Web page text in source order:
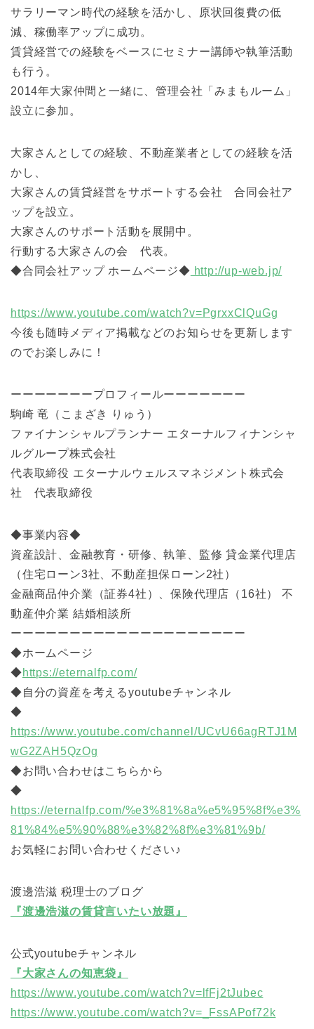
サラリーマン時代の経験を活かし、原状回復費の低
減、稼働率アップに成功。
賃貸経営での経験をベースにセミナー講師や執筆活動
も行う。
2014年大家仲間と一緒に、管理会社「みまもルーム」
設立に参加。
大家さんとしての経験、不動産業者としての経験を活
かし、
大家さんの賃貸経営をサポートする会社 合同会社ア
ップを設立。
大家さんのサポート活動を展開中。
行動する大家さんの会 代表。
◆合同会社アップ ホームページ◆ http://up-web.jp/
https://www.youtube.com/watch?v=PgrxxClQuGg
今後も随時メディア掲載などのお知らせを更新します
のでお楽しみに！
ーーーーーーープロフィールーーーーーーー
駒崎 竜（こまざき りゅう）
ファイナンシャルプランナー エターナルフィナンシャ
ルグループ株式会社
代表取締役 エターナルウェルスマネジメント株式会
社 代表取締役
◆事業内容◆
資産設計、金融教育・研修、執筆、監修 貸金業代理店
（住宅ローン3社、不動産担保ローン2社）
金融商品仲介業（証券4社）、保険代理店（16社） 不
動産仲介業 結婚相談所
ーーーーーーーーーーーーーーーーーーーー
◆ホームページ
◆https://eternalfp.com/
◆自分の資産を考えるyoutubeチャンネル
◆
https://www.youtube.com/channel/UCvU66agRTJ1M
wG2ZAH5QzOg
◆お問い合わせはこちらから
◆
https://eternalfp.com/%e3%81%8a%e5%95%8f%e3%
81%84%e5%90%88%e3%82%8f%e3%81%9b/
お気軽にお問い合わせください♪
渡邊浩滋 税理士のブログ
『渡邊浩滋の賃貸言いたい放題』
公式youtubeチャンネル
『大家さんの知恵袋』
https://www.youtube.com/watch?v=lfFj2tJubec
https://www.youtube.com/watch?v=_FssAPof72k